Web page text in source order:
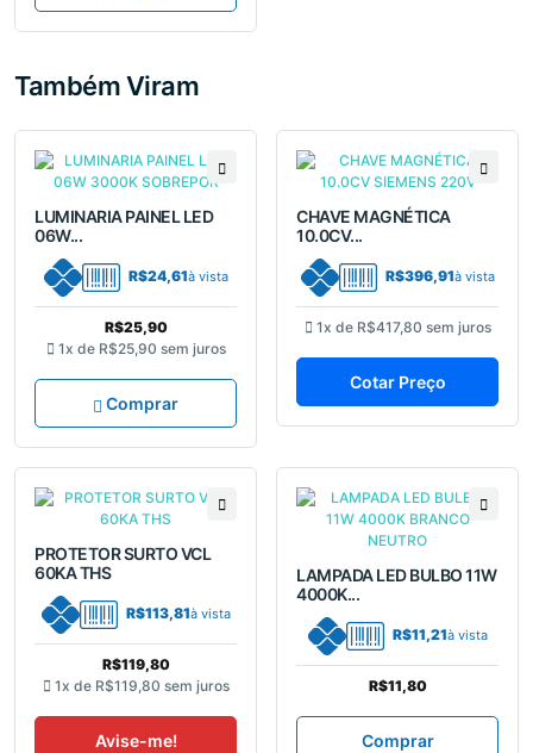
Também Viram
LUMINARIA PAINEL LED
06W...
R$24,61à vista
R$25,90
1x de R$25,90 sem juros
Comprar
CHAVE MAGNÉTICA
10.0CV...
R$396,91à vista
1x de R$417,80 sem juros
Cotar Preço
PROTETOR SURTO VCL
60KA THS
R$113,81à vista
R$119,80
1x de R$119,80 sem juros
Avise-me!
LAMPADA LED BULBO 11W
4000K...
R$11,21à vista
R$11,80
Comprar